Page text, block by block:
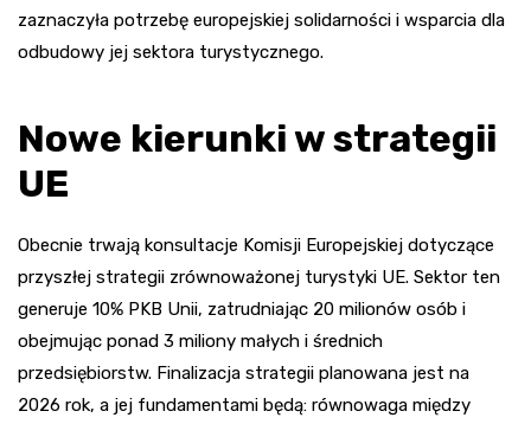
zaznaczyła potrzebę europejskiej solidarności i wsparcia dla
odbudowy jej sektora turystycznego.
Nowe kierunki w strategii
UE
Obecnie trwają konsultacje Komisji Europejskiej dotyczące
przyszłej strategii zrównoważonej turystyki UE. Sektor ten
generuje 10% PKB Unii, zatrudniając 20 milionów osób i
obejmując ponad 3 miliony małych i średnich
przedsiębiorstw. Finalizacja strategii planowana jest na
2026 rok, a jej fundamentami będą: równowaga między